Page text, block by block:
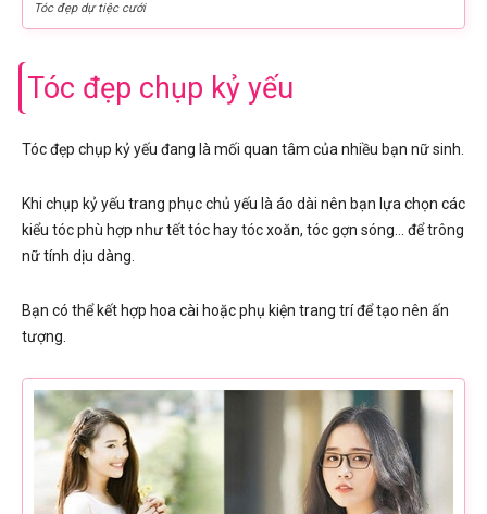
Tóc đẹp dự tiệc cưới
Tóc đẹp chụp kỷ yếu
Tóc đẹp chụp kỷ yếu đang là mối quan tâm của nhiều bạn nữ sinh.
Khi chụp kỷ yếu trang phục chủ yếu là áo dài nên bạn lựa chọn các
kiểu tóc phù hợp như tết tóc hay tóc xoăn, tóc gợn sóng… để trông
nữ tính dịu dàng.
Bạn có thể kết hợp hoa cài hoặc phụ kiện trang trí để tạo nên ấn
tượng.